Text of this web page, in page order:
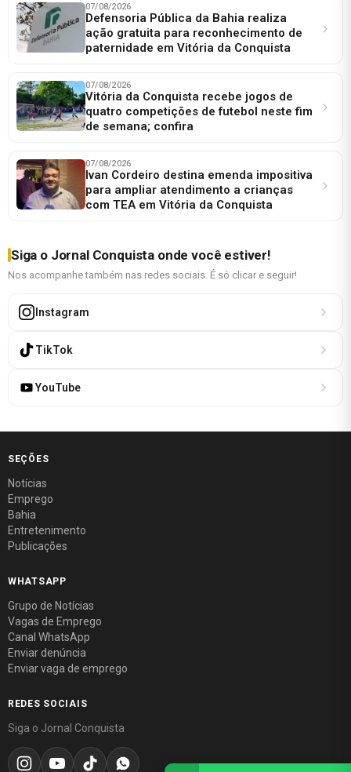
07/08/2026
Defensoria Pública da Bahia realiza
ação gratuita para reconhecimento de
paternidade em Vitória da Conquista
07/08/2026
Vitória da Conquista recebe jogos de
quatro competições de futebol neste fim
de semana; confira
07/08/2026
Ivan Cordeiro destina emenda impositiva
para ampliar atendimento a crianças
com TEA em Vitória da Conquista
Siga o Jornal Conquista onde você estiver!
Nos acompanhe também nas redes sociais. É só clicar e seguir!
Instagram
TikTok
YouTube
SEÇÕES
Notícias
Emprego
Bahia
Entretenimento
Publicações
WHATSAPP
Grupo de Notícias
Vagas de Emprego
Canal WhatsApp
Enviar denúncia
Enviar vaga de emprego
REDES SOCIAIS
Siga o Jornal Conquista